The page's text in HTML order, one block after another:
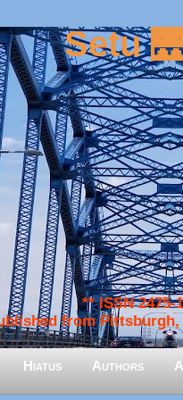
Setu
** ISSN 2475-
from Pittsburgh,
Hiatus Authors